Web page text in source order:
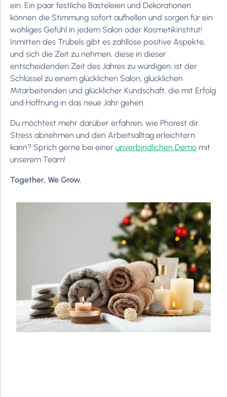
ein. Ein paar festliche Basteleien und Dekorationen
können die Stimmung sofort aufhellen und sorgen für ein
wohliges Gefühl in jedem Salon oder Kosmetikinstitut!
Inmitten des Trubels gibt es zahllose positive Aspekte,
und sich die Zeit zu nehmen, diese in dieser
entscheidenden Zeit des Jahres zu würdigen, ist der
Schlüssel zu einem glücklichen Salon, glücklichen
Mitarbeitenden und glücklicher Kundschaft, die mit Erfolg
und Hoffnung in das neue Jahr gehen.
Du möchtest mehr darüber erfahren, wie Phorest dir
Stress abnehmen und den Arbeitsalltag erleichtern
kann? Sprich gerne bei einer unverbindlichen Demo mit
unserem Team!
Together, We Grow.